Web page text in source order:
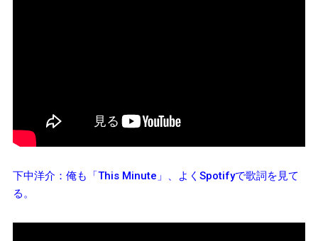
下中洋介：俺も「This Minute」、よくSpotifyで歌詞を見て
る。